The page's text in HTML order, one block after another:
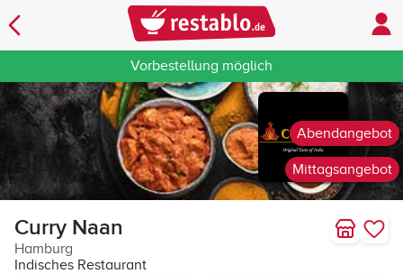
Vorbestellung möglich
Mittagsangebot
Abendangebot
Curry Naan
Hamburg
Indisches Restaurant